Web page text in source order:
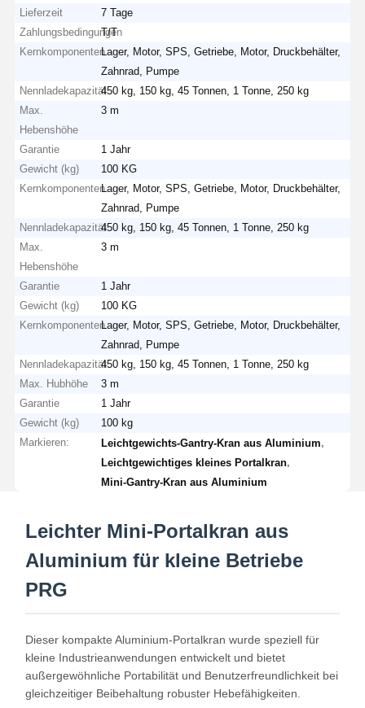
Lieferzeit
7 Tage
Zahlungsbedingungen
T/T
KernkomponentenLager, Motor, SPS, Getriebe, Motor, Druckbehälter,
Zahnrad, Pumpe
Nennladekapazität450 kg, 150 kg, 45 Tonnen, 1 Tonne, 250 kg
Max.
Hebenshöhe
3 m
Garantie
1 Jahr
Gewicht (kg)
100 KG
KernkomponentenLager, Motor, SPS, Getriebe, Motor, Druckbehälter,
Zahnrad, Pumpe
Nennladekapazität450 kg, 150 kg, 45 Tonnen, 1 Tonne, 250 kg
Max.
Hebenshöhe
3 m
Garantie
1 Jahr
Gewicht (kg)
100 KG
KernkomponentenLager, Motor, SPS, Getriebe, Motor, Druckbehälter,
Zahnrad, Pumpe
Nennladekapazität450 kg, 150 kg, 45 Tonnen, 1 Tonne, 250 kg
Max. Hubhöhe
3 m
Garantie
1 Jahr
Gewicht (kg)
100 kg
Markieren:
Leichtgewichts-Gantry-Kran aus Aluminium
Leichtgewichtiges kleines Portalkran
Mini-Gantry-Kran aus Aluminium
Leichter Mini-Portalkran aus
Aluminium für kleine Betriebe
PRG
Dieser kompakte Aluminium-Portalkran wurde speziell für
kleine Industrieanwendungen entwickelt und bietet
außergewöhnliche Portabilität und Benutzerfreundlichkeit bei
gleichzeitiger Beibehaltung robuster Hebefähigkeiten.